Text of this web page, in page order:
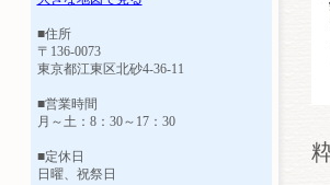
■住所
〒136-0073
東京都江東区北砂4-36-11
■営業時間
月～土：8：30～17：30
■定休日
日曜、祝祭日